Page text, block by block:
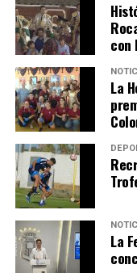
SEXTA CORRIDA
2026
hace 4 días·
con
La
La